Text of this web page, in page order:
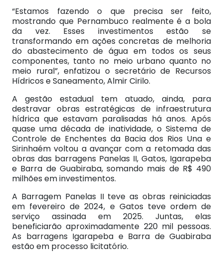
“Estamos fazendo o que precisa ser feito,
mostrando que Pernambuco realmente é a bola
da vez. Esses investimentos estão se
transformando em ações concretas de melhoria
do abastecimento de água em todos os seus
componentes, tanto no meio urbano quanto no
meio rural”, enfatizou o secretário de Recursos
Hídricos e Saneamento, Almir Cirilo.
A gestão estadual tem atuado, ainda, para
destravar obras estratégicas de infraestrutura
hídrica que estavam paralisadas há anos. Após
quase uma década de inatividade, o Sistema de
Controle de Enchentes da Bacia dos Rios Una e
Sirinhaém voltou a avançar com a retomada das
obras das barragens Panelas II, Gatos, Igarapeba
e Barra de Guabiraba, somando mais de R$ 490
milhões em investimentos.
A Barragem Panelas II teve as obras reiniciadas
em fevereiro de 2024, e Gatos teve ordem de
serviço assinada em 2025. Juntas, elas
beneficiarão aproximadamente 220 mil pessoas.
As barragens Igarapeba e Barra de Guabiraba
estão em processo licitatório.